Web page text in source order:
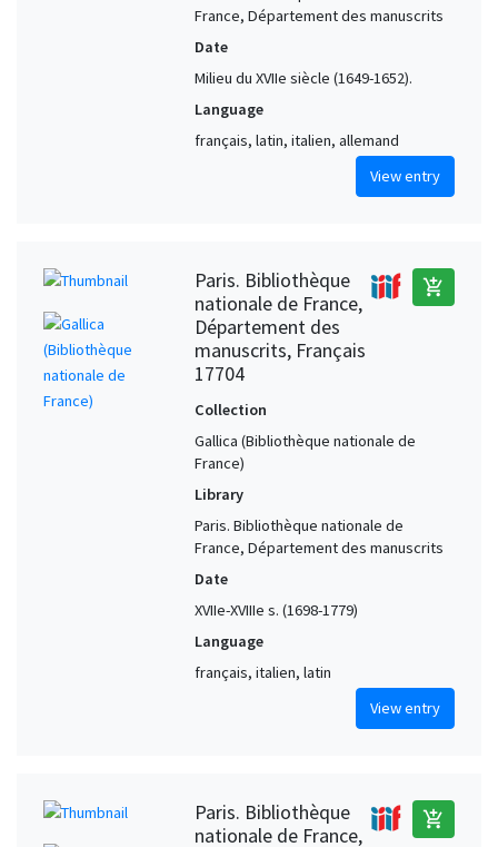
France, Département des manuscrits
Date
Milieu du XVIIe siècle (1649-1652).
Language
français, latin, italien, allemand
View entry
Paris. Bibliothèque
nationale de France,
Département des
manuscrits, Français
17704
add_shopping_cart
Collection
Gallica (Bibliothèque nationale de
France)
Library
Paris. Bibliothèque nationale de
France, Département des manuscrits
Date
XVIIe-XVIIIe s. (1698-1779)
Language
français, italien, latin
View entry
Paris. Bibliothèque
nationale de France,
add_shopping_cart